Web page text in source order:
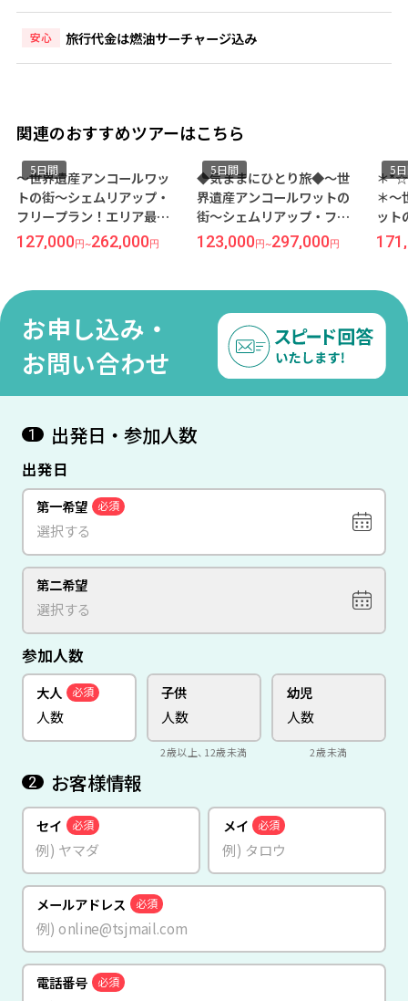
安心 旅行代金は燃油サーチャージ込み
関連のおすすめツアーはこちら
～世界遺産アンコールワッ
トの街～シェムリアップ・
フリープラン！エリア最大
級のプールでリゾート気分
を満喫『ソフィテル プーキ
発／ベトジェット利用》●
5日間
127,000円~262,000円
◆気ままにひとり旅◆～世
界遺産アンコールワットの
街～シェムリアップ・フリ
ープラン！観光とホテル滞
在が楽しめるお手頃ホテル
テル』宿泊 5日間《福岡発／
ベトナム航空利用》
5日間
123,000円~297,000円
＊
＊～
ット
プ・
心
シェ
《成
用
5
お申し込み・
お問い合わせ
1 出発日・参加人数
出発日
第一希望 必須
第二希望
参加人数
大人 必須 子供
2歳以上、12歳未満
幼児
2歳未満
2 お客様情報
セイ 必須 メイ 必須
メールアドレス 必須
電話番号 必須